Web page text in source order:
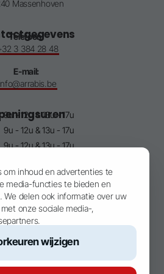
om inhoud en advertenties te
media-functies te bieden en
We delen ook informatie over uw
onze sociale media-,
wijzigen
Massenhoven
Telefoon:
3 384 28 48
E-mail:
info@arrabis.be
9u - 12u & 13u - 17u
9u - 12u & 13u - 17u
9u - 12u & 13u - 17u
9u - 12u & 13u - 17u
Sitemap
Over ons
Aanbod
Vacatures
Privacy
3/08/2026 t.e.m.